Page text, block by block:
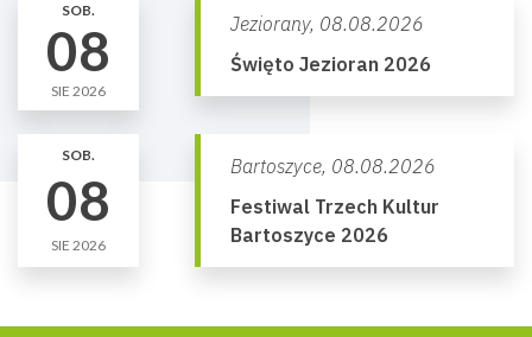
SOB.
08
SIE 2026
Jeziorany, 08.08.2026
Święto Jezioran 2026
SOB.
08
SIE 2026
Bartoszyce, 08.08.2026
Festiwal Trzech Kultur
Bartoszyce 2026